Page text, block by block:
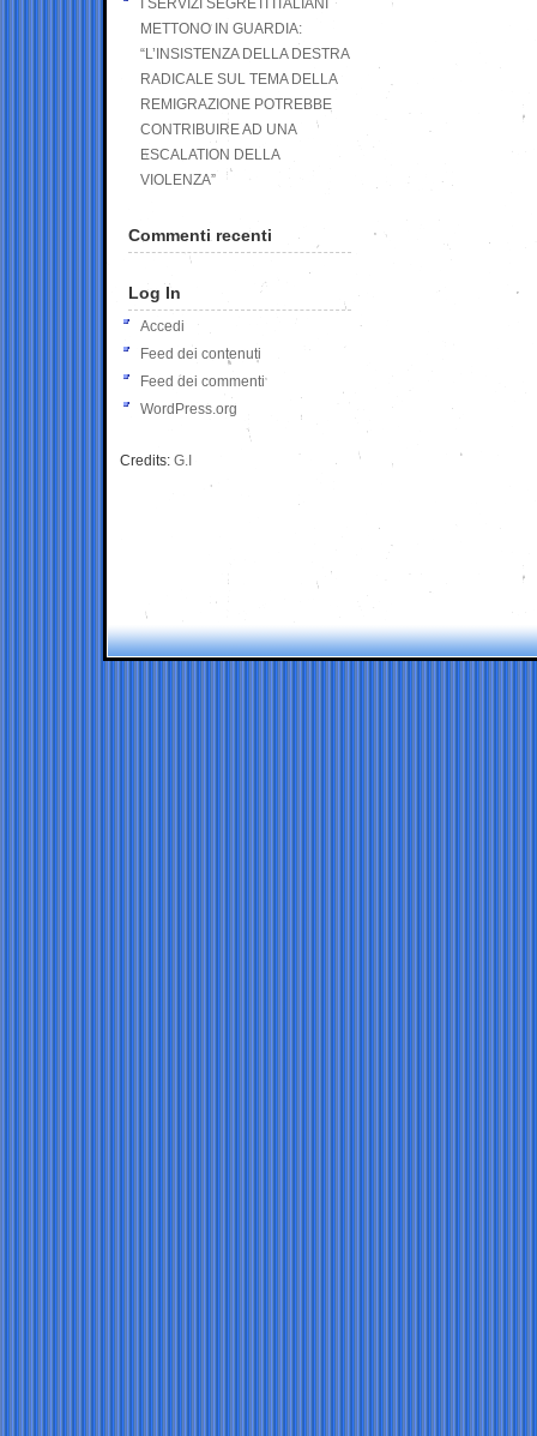
I SERVIZI SEGRETI ITALIANI
METTONO IN GUARDIA:
“L’INSISTENZA DELLA DESTRA
RADICALE SUL TEMA DELLA
REMIGRAZIONE POTREBBE
CONTRIBUIRE AD UNA
ESCALATION DELLA
VIOLENZA”
Commenti recenti
Log In
Accedi
Feed dei contenuti
Feed dei commenti
WordPress.org
Credits: G.I